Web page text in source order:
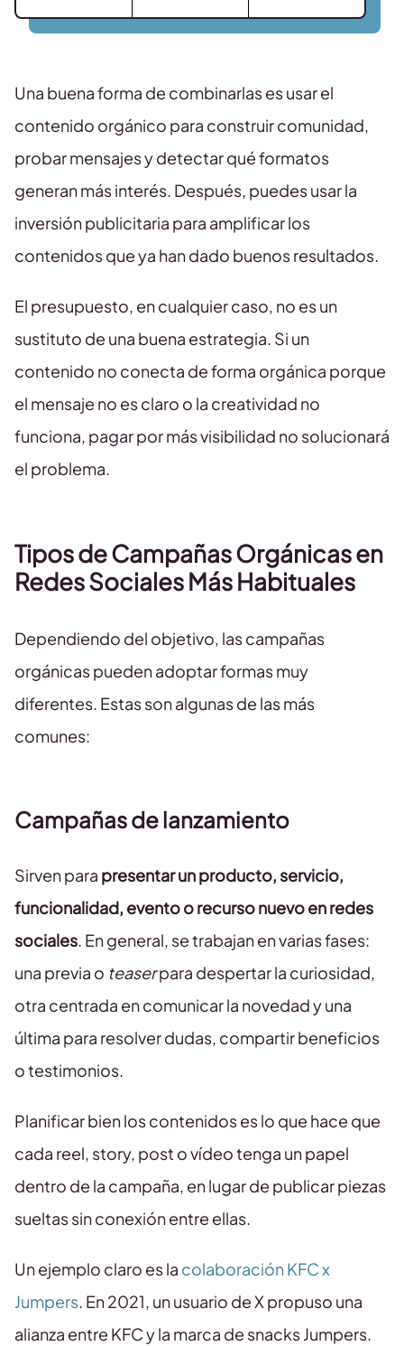
Una buena forma de combinarlas es usar el
contenido orgánico para construir comunidad,
probar mensajes y detectar qué formatos
generan más interés. Después, puedes usar la
inversión publicitaria para amplificar los
contenidos que ya han dado buenos resultados.
El presupuesto, en cualquier caso, no es un
sustituto de una buena estrategia. Si un
contenido no conecta de forma orgánica porque
el mensaje no es claro o la creatividad no
funciona, pagar por más visibilidad no solucionará
el problema.
Tipos de Campañas Orgánicas en
Redes Sociales Más Habituales
Dependiendo del objetivo, las campañas
orgánicas pueden adoptar formas muy
diferentes. Estas son algunas de las más
comunes:
Campañas de lanzamiento
Sirven para presentar un producto, servicio,
funcionalidad, evento o recurso nuevo en redes
sociales. En general, se trabajan en varias fases:
una previa o teaserpara despertar la curiosidad,
otra centrada en comunicar la novedad y una
última para resolver dudas, compartir beneficios
o testimonios.
Planificar bien los contenidos es lo que hace que
cada reel, story, post o vídeo tenga un papel
dentro de la campaña, en lugar de publicar piezas
sueltas sin conexión entre ellas.
Un ejemplo claro es la colaboración KFC x
Jumpers. En 2021, un usuario de X propuso una
alianza entre KFC y la marca de snacks Jumpers.